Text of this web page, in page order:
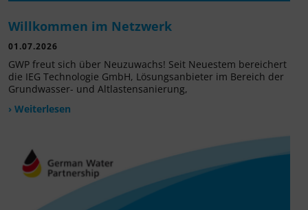
Willkommen im Netzwerk
01.07.2026
GWP freut sich über Neuzuwachs! Seit Neuestem bereichert
die IEG Technologie GmbH, Lösungsanbieter im Bereich der
Grundwasser- und Altlastensanierung,
› Weiterlesen